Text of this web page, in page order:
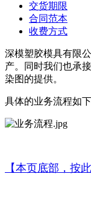
交货期限
合同范本
收费方式
深模塑胶模具有限
产。同时我们也承
染图的提供。
具体的业务流程如下
【本页底部，按